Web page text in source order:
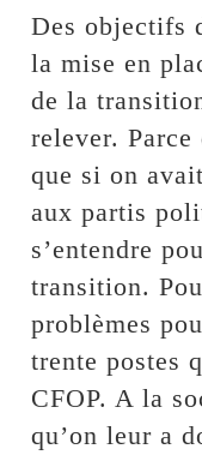
Des objectifs
la mise en
de la
relever. Parce
que si on
aux partis
s’entendre
transition.
problèmes
trente postes
CFOP. A la
qu’on leur a